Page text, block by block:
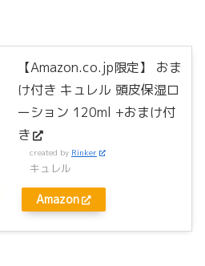
【Amazon.co.jp限定】 おま
け付き キュレル 頭皮保湿ロ
ーション 120ml +おまけ付
き
created by Rinker
キュレル
Amazon